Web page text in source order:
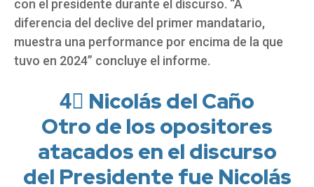
con el presidente durante el discurso. “A
diferencia del declive del primer mandatario,
muestra una performance por encima de la que
tuvo en 2024” concluye el informe.
4⃣ Nicolás del Caño
Otro de los opositores
atacados en el discurso
del Presidente fue Nicolás